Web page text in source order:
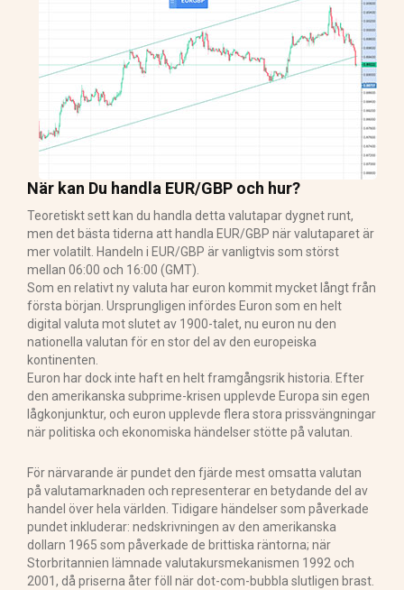
När kan Du handla EUR/GBP och hur?
Teoretiskt sett kan du handla detta valutapar dygnet runt,
men det bästa tiderna att handla EUR/GBP när valutaparet är
mer volatilt. Handeln i EUR/GBP är vanligtvis som störst
mellan 06:00 och 16:00 (GMT).
Som en relativt ny valuta har euron kommit mycket långt från
första början. Ursprungligen infördes Euron som en helt
digital valuta mot slutet av 1900-talet, nu euron nu den
nationella valutan för en stor del av den europeiska
kontinenten.
Euron har dock inte haft en helt framgångsrik historia. Efter
den amerikanska subprime-krisen upplevde Europa sin egen
lågkonjunktur, och euron upplevde flera stora prissvängningar
när politiska och ekonomiska händelser stötte på valutan.
För närvarande är pundet den fjärde mest omsatta valutan
på valutamarknaden och representerar en betydande del av
handel över hela världen. Tidigare händelser som påverkade
pundet inkluderar: nedskrivningen av den amerikanska
dollarn 1965 som påverkade de brittiska räntorna; när
Storbritannien lämnade valutakursmekanismen 1992 och
2001, då priserna åter föll när dot-com-bubbla slutligen brast.